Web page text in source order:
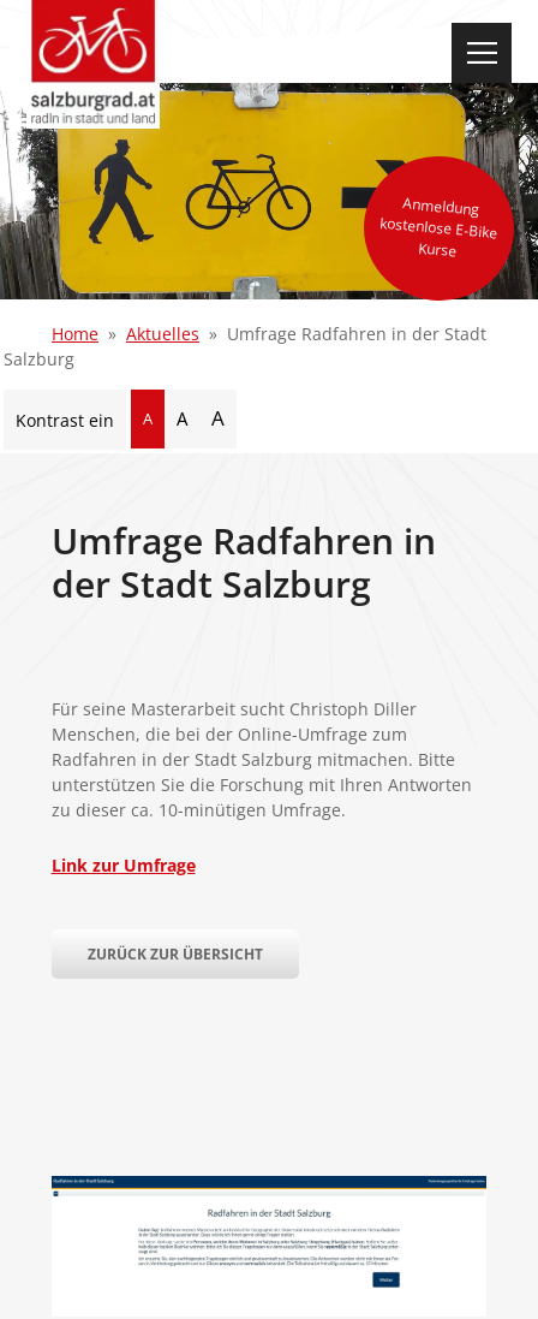
Anmeldung
kostenlose E-Bike
Kurse
Home Aktuelles
Umfrage Radfahren in der Stadt
Salzburg
Kontrast ein A A A
Umfrage Radfahren in
der Stadt Salzburg
Für seine Masterarbeit sucht Christoph Diller
Menschen, die bei der Online-Umfrage zum
Radfahren in der Stadt Salzburg mitmachen. Bitte
unterstützen Sie die Forschung mit Ihren Antworten
zu dieser ca. 10-minütigen Umfrage.
Link zur Umfrage
ZURÜCK ZUR ÜBERSICHT